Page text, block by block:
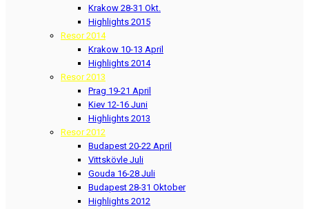
Krakow 28-31 Okt.
Highlights 2015
Resor 2014
Krakow 10-13 April
Highlights 2014
Resor 2013
Prag 19-21 April
Kiev 12-16 Juni
Highlights 2013
Resor 2012
Budapest 20-22 April
Vittskövle Juli
Gouda 16-28 Juli
Budapest 28-31 Oktober
Highlights 2012